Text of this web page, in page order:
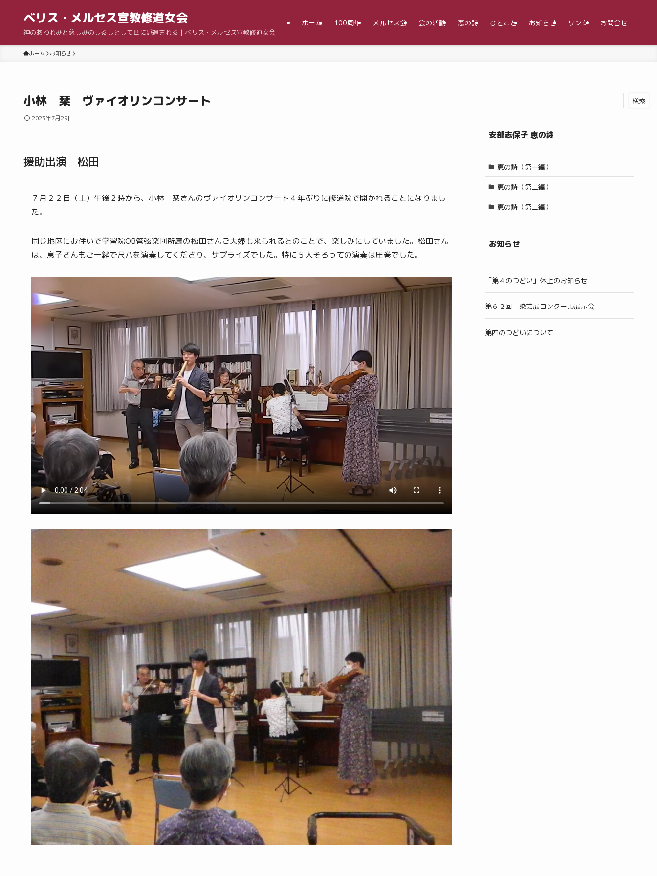
ベリス・メルセス宣教修道女会
神のあわれみと慈しみのしるしとして世に派遣される | ベリス・メルセス宣教修道女会
ホーム 100周年 メルセス会 会の活動 恵の詩 ひとこと お知らせ リンク お問合せ
ホーム お知らせ
小林 栞 ヴァイオリンコンサート
2023年7月29日
援助出演 松田
７月２２日（土）午後２時から、小林 栞さんのヴァイオリンコンサート４年ぶりに修道院で開かれることになりまし
た。
同じ地区にお住いで学習院OB管弦楽団所属の松田さんご夫婦も来られるとのことで、楽しみにしていました。松田さん
は、息子さんもご一緒で尺八を演奏してくださり、サプライズでした。特に５人そろっての演奏は圧巻でした。
検索
安部志保子 恵の詩
恵の詩（第一編）
恵の詩（第二編）
恵の詩（第三編）
お知らせ
「第４のつどい」休止のお知らせ
第６２回 染芸展コンクール展示会
第四のつどいについて